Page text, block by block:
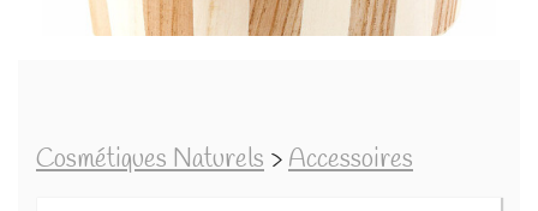
Cosmétiques Naturels >Accessoires